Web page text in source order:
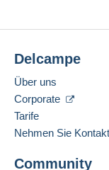
Delcampe
Über uns
Corporate
Tarife
Nehmen Sie
Community